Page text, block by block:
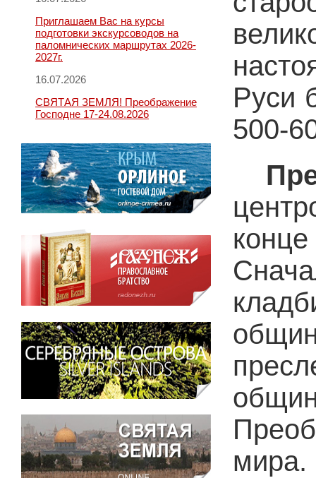
Приглашаем Вас на курсы
подготовки экскурсоводов на
паломнических маршрутах 2026-
2027г.
16.07.2026
СВЯТАЯ ЗЕМЛЯ! Преображение
Господне 17-24.08.2026
Руси
500-
мира.